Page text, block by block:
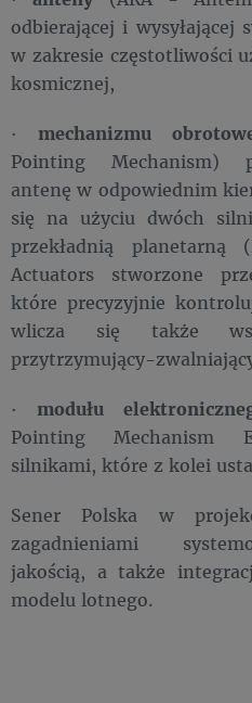
odbierającej i wysyłającej
w zakresie częstotliwości
kosmicznej,
· mechanizmu
Pointing Mechanism)
antenę w odpowiednim
się na użyciu dwóch
przekładnią
Actuators stworzone
które precyzyjnie
wlicza się także
przytrzymujący-
· modułu
Pointing Mechanism
silnikami, które z kolei
Sener Polska w
zagadnieniami
jakością, a także
modelu lotnego.